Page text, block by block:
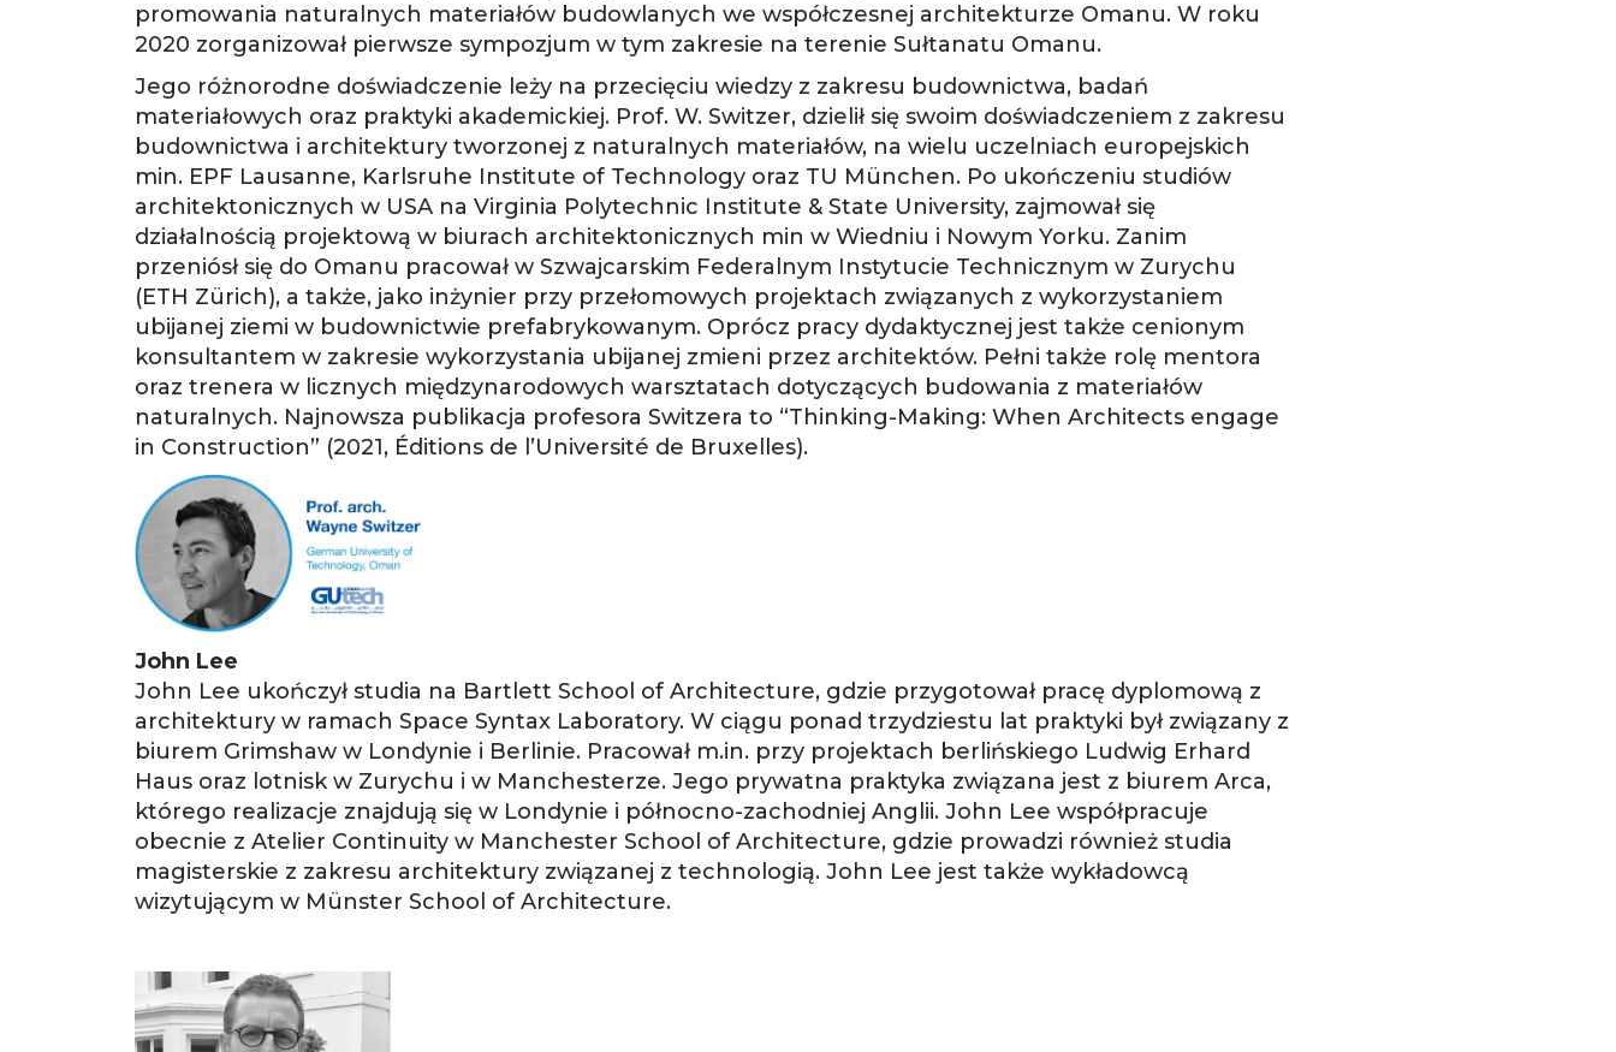
promowania naturalnych materiałów budowlanych we współczesnej architekturze Omanu. W roku
2020 zorganizował pierwsze sympozjum w tym zakresie na terenie Sułtanatu Omanu.​
Jego różnorodne doświadczenie leży na przecięciu wiedzy z zakresu budownictwa, badań
materiałowych oraz praktyki akademickiej. Prof. W. Switzer, dzielił się swoim doświadczeniem z zakresu
budownictwa i architektury tworzonej z naturalnych materiałów, na wielu uczelniach europejskich
min. EPF Lausanne, Karlsruhe Institute of Technology oraz TU München. Po ukończeniu studiów
architektonicznych w USA na Virginia Polytechnic Institute & State University, zajmował się
działalnością projektową w biurach architektonicznych min w Wiedniu i Nowym Yorku. Zanim
przeniósł się do Omanu pracował w Szwajcarskim Federalnym Instytucie Technicznym w Zurychu
(ETH Zürich), a także, jako inżynier przy przełomowych projektach związanych z wykorzystaniem
ubijanej ziemi w budownictwie prefabrykowanym. Oprócz pracy dydaktycznej jest także cenionym
konsultantem w zakresie wykorzystania ubijanej zmieni przez architektów. Pełni także rolę mentora
oraz trenera w licznych międzynarodowych warsztatach dotyczących budowania z materiałów
naturalnych. Najnowsza publikacja profesora Switzera to “Thinking-Making: When Architects engage
in Construction” (2021, Éditions de l’Université de Bruxelles).
John Lee
John Lee ukończył studia na Bartlett School of Architecture, gdzie przygotował pracę dyplomową z
architektury w ramach Space Syntax Laboratory. W ciągu ponad trzydziestu lat praktyki był związany z
biurem Grimshaw w Londynie i Berlinie. Pracował m.in. przy projektach berlińskiego Ludwig Erhard
Haus oraz lotnisk w Zurychu i w Manchesterze. Jego prywatna praktyka związana jest z biurem Arca,
którego realizacje znajdują się w Londynie i północno-zachodniej Anglii. John Lee współpracuje
obecnie z Atelier Continuity w Manchester School of Architecture, gdzie prowadzi również studia
magisterskie z zakresu architektury związanej z technologią. John Lee jest także wykładowcą
wizytującym w Münster School of Architecture.